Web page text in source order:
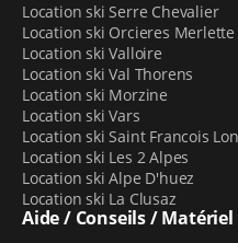
Location ski Serre Chevalier
Location ski Orcieres Merlette
Location ski Valloire
Location ski Val Thorens
Location ski Morzine
Location ski Vars
Location ski Saint Francois
Location ski Les 2 Alpes
Location ski Alpe D'huez
Location ski La Clusaz
Aide / Conseils / Matériel